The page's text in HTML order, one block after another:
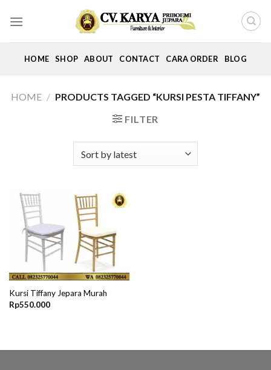
HOME SHOP ABOUT CONTACT CARA ORDER BLOG
HOME / PRODUCTS TAGGED “KURSI PESTA TIFFANY”
FILTER
Kursi Tiffany Jepara Murah
Rp550.000